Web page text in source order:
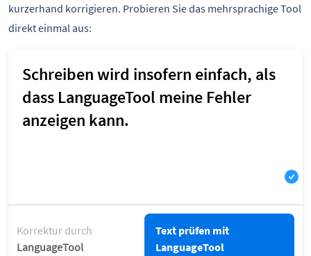
kurzerhand korrigieren. Probieren Sie das mehrsprachige Tool
direkt einmal aus:
Korrektur durch
LanguageTool
Text prüfen mit
LanguageTool